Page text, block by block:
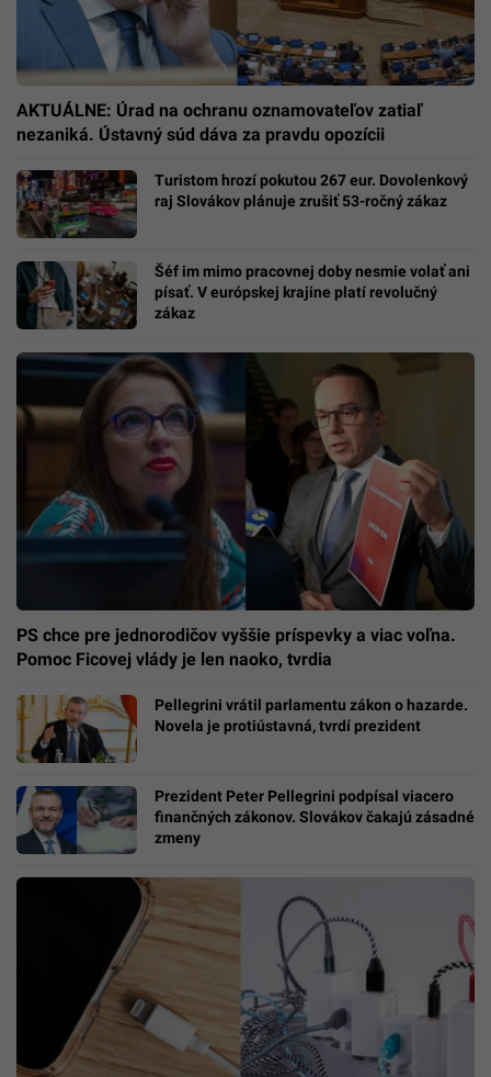
AKTUÁLNE: Úrad na ochranu oznamovateľov zatiaľ
nezaniká. Ústavný súd dáva za pravdu opozícii
Turistom hrozí pokutou 267 eur. Dovolenkový
raj Slovákov plánuje zrušiť 53-ročný zákaz
Šéf im mimo pracovnej doby nesmie volať ani
písať. V európskej krajine platí revolučný
zákaz
PS chce pre jednorodičov vyššie príspevky a viac voľna.
Pomoc Ficovej vlády je len naoko, tvrdia
Pellegrini vrátil parlamentu zákon o hazarde.
Novela je protiústavná, tvrdí prezident
Prezident Peter Pellegrini podpísal viacero
finančných zákonov. Slovákov čakajú zásadné
zmeny